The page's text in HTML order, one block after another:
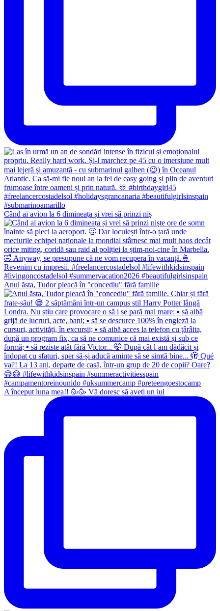
Când ai avion la 6 dimineața și vrei să prinzi niș
Anul ăsta, Tudor pleacă în "concediu" fără familie
A început luna mea!! 🥳🥳 Vă doresc să aveți un iul